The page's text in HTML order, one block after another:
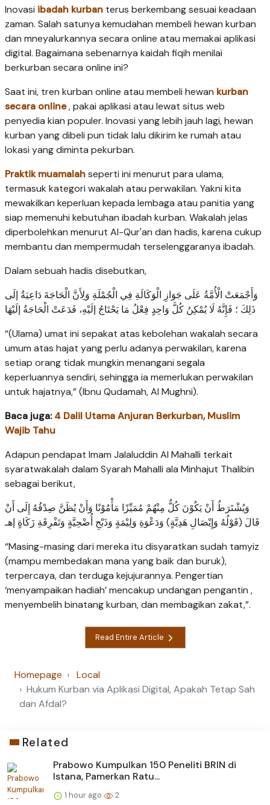
Inovasi ibadah kurban terus berkembang sesuai keadaan
zaman. Salah satunya kemudahan membeli hewan kurban
dan mneyalurkannya secara online atau memakai aplikasi
digital. Bagaimana sebenarnya kaidah fiqih menilai
berkurban secara online ini?
Saat ini, tren kurban online atau membeli hewan kurban
secara online, pakai aplikasi atau lewat situs web
penyedia kian populer. Inovasi yang lebih jauh lagi, hewan
kurban yang dibeli pun tidak lalu dikirim ke rumah atau
lokasi yang diminta pekurban.
Praktik muamalahseperti ini menurut para ulama,
termasuk kategori wakalah atau perwakilan. Yakni kita
mewakilkan keperluan kepada lembaga atau panitia yang
siap memenuhi kebutuhan ibadah kurban. Wakalah jelas
diperbolehkan menurut Al-Qur'an dan hadis, karena cukup
membantu dan mempermudah terselenggaranya ibadah.
Dalam sebuah hadis disebutkan,
وَأَجْمَعَتْ الْأُمَّةُ عَلَى جَوَازِ الْوَكَالَةِ فِي الْجُمْلَةِ وَلِأَنَّ الْحَاجَةَ دَاعِيَةٌ إلَى
ذَلِكَ ؛ فَإِنَّهُ لَا يُمْكِنُ كُلَّ وَاحِدٍ فِعْلُ مَا يَحْتَاجُ إلَيْهِ، فَدَعَتْ الْحَاجَةُ إلَيْهَا
“(Ulama) umat ini sepakat atas kebolehan wakalah secara
umum atas hajat yang perlu adanya perwakilan, karena
setiap orang tidak mungkin menangani segala
keperluannya sendiri, sehingga ia memerlukan perwakilan
untuk hajatnya,” (Ibnu Qudamah, Al Mughni).
Baca juga:4 Dalil Utama Anjuran Berkurban, Muslim
Wajib Tahu
Adapun pendapat Imam Jalaluddin Al Mahalli terkait
syaratwakalah dalam Syarah Mahalli ala Minhajut Thalibin
sebagai berikut,
وَيُشْتَرَطُ أَنْ يَكُوْنَ كُلٌّ مِنْهُمْ مُمَيِّزًا مَأْمُوْنًا وَأَنْ يُظَنَّ صِدْقُهُ إِلَى أَنْ
قَالَ (قَوْلُهُ وَإِيْصَالِ هَدِيَّةٍ) وَدَعْوَةِ وَلِيْمَةٍ وَذَبْحِ أُضْحِيَّةٍ وَتَفْرِقَةِ زَكَاةٍ إهـ
“Masing-masing dari mereka itu disyaratkan sudah tamyiz
(mampu membedakan mana yang baik dan buruk),
terpercaya, dan terduga kejujurannya. Pengertian
‘menyampaikan hadiah’ mencakup undangan pengantin ,
menyembelih binatang kurban, dan membagikan zakat,”.
Read Entire Article
Homepage
Local
Hukum Kurban via Aplikasi Digital, Apakah Tetap Sah
dan Afdal?
Related
Prabowo Kumpulkan 150 Peneliti BRIN di
Istana, Pamerkan Ratu...
1 hour ago 2